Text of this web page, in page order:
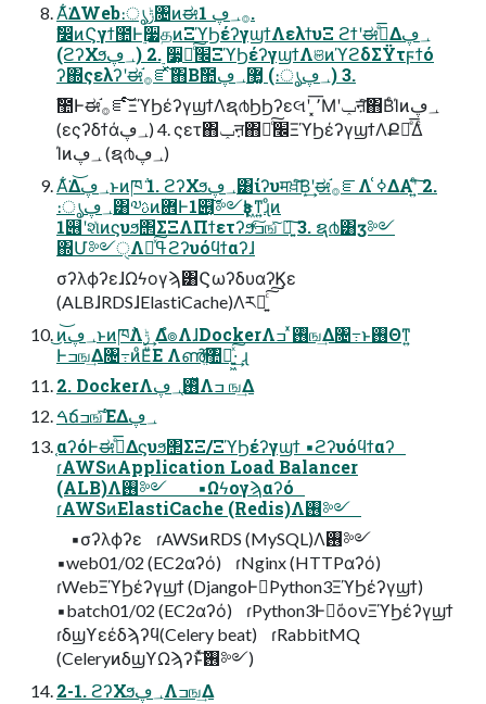
Α͋͘ΔWeb։ൃݱ৔ͷಈ࡞؀ڥ 1.
ࣗ෼ͷϚγϯ಺Ͱ࣮૷தͷΞϓϦέʔγϣϯΛελϯυΞ ϩϯʹಈ࡞ͤ͞Δ؀ڥ
(ϩʔΧϧ؀ڥ) 2. ࣮૷͕׬ྃͨ͠ΞϓϦέʔγϣϯΛଞͷϓϩδΣΫτϝϯό
ʔ΍ςελʔʹಈ࡞֬ೝͯ͠΋Β͏ࣾ಺޲͚؀ڥ (։ൃ؀ڥ) 3.
ࣾ಺Ͱಈ࡞֬ೝͨ͠ΞϓϦέʔγϣϯΛຊ൪ϦϦʔεલʹ ͓٬͞Μʹݕऩͯ͠΋Β͏ͨΊͷ؀ڥ
(εςʔδϯά؀ڥ) 4. ςετ΋ݕऩ΋׬ྃͨ͠ΞϓϦέʔγϣϯΛՔಇͤ͞Δͨ
Ίͷ؀ڥ (ຊ൪؀ڥ)
Α͋͘Δ؀ڥ͝ͱͷཁ݅ 1. ϩʔΧϧ؀ڥ͸ίʔυमਖ਼ͨ͠Β͙͢ʹಈ࡞֬ೝΛ ߦ͑ΔΑ͏ʹ͍ͨ͠ 2.
։ൃ؀ڥ͸༧ࢉͷؔ܎Ͱ1୆͔͠༻ҙͰ͖ͳ͍ɻͦͷ
1୆ʹશͯͷϛυϧ΢ΣΞΛΠϯετʔϧͯ͠ߏஙͯ͠ ཉ͍͠ 3. ຊ൪͸ӡ༻
΍Մ༻ੑΛߟྀͯ͠ϩʔυόϥϯαʔɺ
σʔλϕʔεɺΩϟογϡ͸ϚωʔδυαʔϏε
(ALBɺRDSɺElastiCache)Λར༻͍ͨ͠͠
͜ͷ؀ڥ͝ͱͷཁ݅Λ࣮ݱ ͢Δํ๏ΛɺDockerΛ࢖ͬ ͯߏங͢Δ৔߹ͱ࢖Θͳ͍
Ͱߏங͢Δ৔߹ͷͦΕͧΕ Λൺֱͯ͠঺հ͍͖ͯ͠·͢ ɻ
2. DockerΛ࢖֤ͬͯ؀ڥΛߏ ங͢Δ
ࠓճߏஙͯ͠ΈΔ؀ڥ
֤αʔόͰಈ࡞ͤ͞Δϛυϧ΢ΣΞ/ΞϓϦέʔγϣϯ ▪ϩʔυόϥϯαʔ
ɾAWSͷApplication Load Balancer
(ALB)Λ࢖༻ ▪Ωϟογϡαʔό
ɾAWSͷElastiCache (Redis)Λ࢖༻
▪σʔλϕʔε ɾAWSͷRDS (MySQL)Λ࢖༻
▪web01/02 (EC2αʔό) ɾNginx (HTTPαʔό)
ɾWebΞϓϦέʔγϣϯ (DjangoͰಈ͘Python3ΞϓϦέʔγϣϯ)
▪batch01/02 (EC2αʔό) ɾPython3Ͱಈ͘όονΞϓϦέʔγϣϯ
ɾδϣϒεέδϡʔϥ(Celery beat) ɾRabbitMQ
(CeleryͷδϣϒΩϡʔͱͯ͠࢖༻)
2-1. ϩʔΧϧ؀ڥΛߏங͢Δ